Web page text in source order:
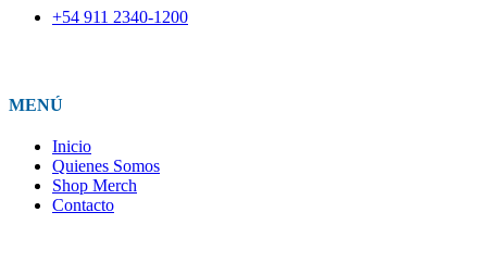
+54 911 2340-1200
MENÚ
Inicio
Quienes Somos
Shop Merch
Contacto